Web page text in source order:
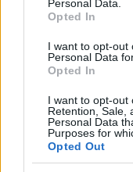
Personal Data.
Opted In
I want to opt-out
Personal Data
Opted In
I want to opt-out
Retention, Sale,
Personal Data
Purposes for
Opted Out